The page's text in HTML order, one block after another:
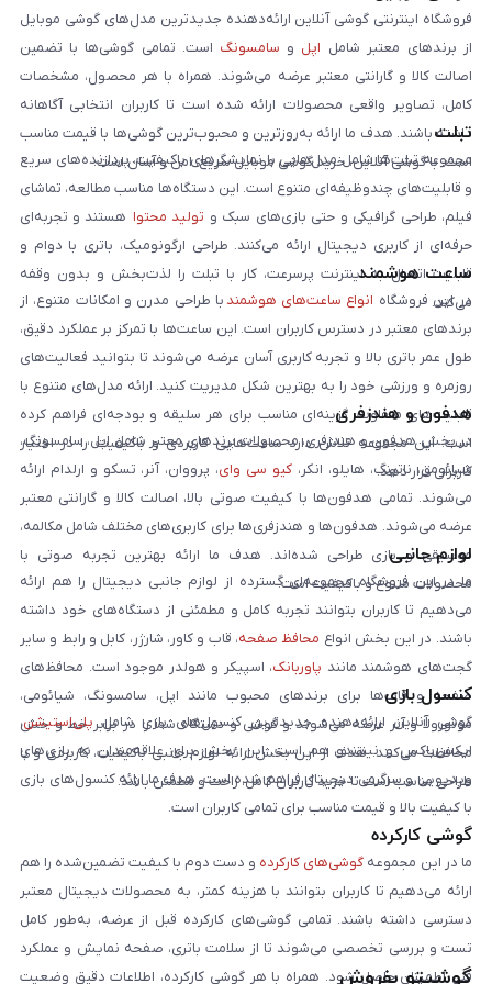
فروشگاه اینترنتی گوشی آنلاین ارائه‌دهنده جدیدترین مدل‌های گوشی موبایل
از برندهای معتبر شامل اپل و سامسونگ است. تمامی گوشی‌ها با تضمین
اصالت کالا و گارانتی معتبر عرضه می‌شوند. همراه با هر محصول، مشخصات
کامل، تصاویر واقعی محصولات ارائه شده است تا کاربران انتخابی آگاهانه
داشته باشند. هدف ما ارائه به‌روزترین و محبوب‌ترین گوشی‌ها با قیمت مناسب
است. با گوشی آنلاین، خرید گوشی موبایل سریع، امن و آسان است.
تبلت
مجموعه تبلت‌ها شامل مدل‌هایی با نمایشگرهای باکیفیت، پردازنده‌های سریع
و قابلیت‌های چندوظیفه‌ای متنوع است. این دستگاه‌ها مناسب مطالعه، تماشای
فیلم، طراحی گرافیکی و حتی بازی‌های سبک و تولید محتوا هستند و تجربه‌ای
حرفه‌ای از کاربری دیجیتال ارائه می‌کنند. طراحی ارگونومیک، باتری با دوام و
قابلیت اتصال به اینترنت پرسرعت، کار با تبلت را لذت‌بخش و بدون وقفه
می‌کند.
ساعت هوشمند
در این فروشگاه انواع ساعت‌های هوشمند با طراحی مدرن و امکانات متنوع، از
برندهای معتبر در دسترس کاربران است. این ساعت‌ها با تمرکز بر عملکرد دقیق،
طول عمر باتری بالا و تجربه کاربری آسان عرضه می‌شوند تا بتوانید فعالیت‌های
روزمره و ورزشی خود را به بهترین شکل مدیریت کنید. ارائه مدل‌های متنوع با
قابلیت‌های متفاوت، گزینه‌ای مناسب برای هر سلیقه و بودجه‌ای فراهم کرده
است. این مجموعه تلاش دارد ساعت‌هایی کاربردی و باکیفیت را در اختیار
کاربران قرار دهد.
هدفون و هندزفری
در بخش هدفون و هندزفری، محصولات برندهای معتبر شامل اپل، سامسونگ،
شیائومی، ناتینگ، هایلو، انکر، کیو سی وای، پرووان، آنر، تسکو و ارلدام ارائه
می‌شوند. تمامی هدفون‌ها با کیفیت صوتی بالا، اصالت کالا و گارانتی معتبر
عرضه می‌شوند. هدفون‌ها و هندزفری‌ها برای کاربری‌های مختلف شامل مکالمه،
موسیقی و بازی طراحی شده‌اند. هدف ما ارائه بهترین تجربه صوتی با
محصولات متنوع و باکیفیت است.
لوازم جانبی
ما در این فروشگاه مجموعه‌ای گسترده از لوازم جانبی دیجیتال را هم ارائه
می‌دهیم تا کاربران بتوانند تجربه کامل و مطمئنی از دستگاه‌های خود داشته
باشند. در این بخش انواع محافظ صفحه، قاب و کاور، شارژر، کابل و رابط و سایر
گجت‌های هوشمند مانند پاوربانک، اسپیکر و هولدر موجود است. محافظ‌های
صفحه و قاب‌ها برای برندهای محبوب مانند اپل، سامسونگ، شیائومی،
موتورولا و آنر عرضه می‌شوند و گوشی و دستگاه شما را در برابر خط و خش
محافظت می‌کنند. هدف از این بخش ارائه لوازم جانبی باکیفیت، کاربردی و با
طراحی مناسب است تا خرید کاربران کامل، راحت و مطمئن باشد.
کنسول بازی
گوشی آنلاین ارائه‌دهنده جدیدترین کنسول‌های بازی شامل پلی‌استیشن،
ایکس‌باکس و نینتندو هم است. این بخش برای علاقه‌مندان به بازی‌های
ویدیویی و سرگرمی دیجیتال فراهم شده است. هدف ما ارائه کنسول‌های بازی
با کیفیت بالا و قیمت مناسب برای تمامی کاربران است.
گوشی کارکرده
ما در این مجموعه گوشی‌های کارکرده و دست دوم با کیفیت تضمین‌شده را هم
ارائه می‌دهیم تا کاربران بتوانند با هزینه کمتر، به محصولات دیجیتال معتبر
دسترسی داشته باشند. تمامی گوشی‌های کارکرده قبل از عرضه، به‌طور کامل
تست و بررسی تخصصی می‌شوند تا از سلامت باتری، صفحه نمایش و عملکرد
فنی اطمینان حاصل شود. همراه با هر گوشی کارکرده، اطلاعات دقیق وضعیت
گوشیتو بفروش